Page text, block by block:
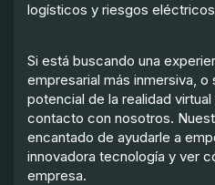
logísticos y riesgos
Si está buscando una
empresarial más inmersiva, o
potencial de la realidad
contacto con nosotros.
encantado de ayudarle a
innovadora tecnología y ver
empresa.